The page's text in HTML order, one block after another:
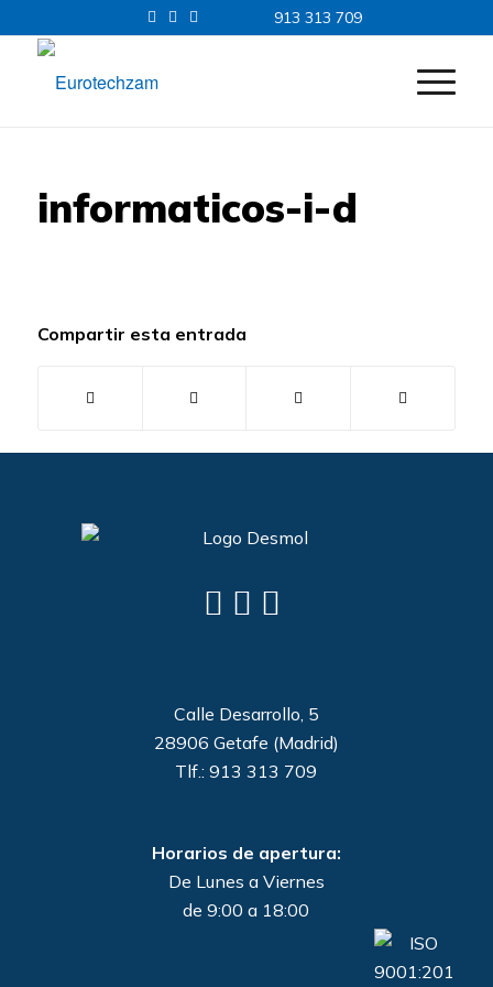
913 313 709
informaticos-i-d
Compartir esta entrada
Calle Desarrollo, 5
28906 Getafe (Madrid)
Tlf.: 913 313 709
Horarios de apertura:
De Lunes a Viernes
de 9:00 a 18:00